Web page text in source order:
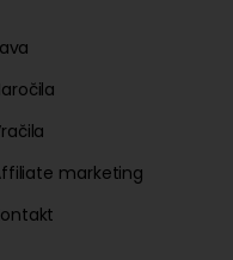
marketing